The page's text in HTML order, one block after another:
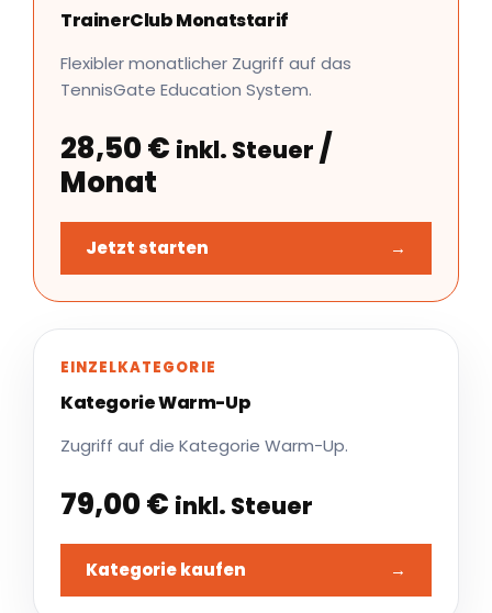
TrainerClub Monatstarif
Flexibler monatlicher Zugriff auf das
TennisGate Education System.
28,50€ inkl. Steuer /
Monat
Jetzt starten →
EINZELKATEGORIE
Kategorie Warm-Up
Zugriff auf die Kategorie Warm-Up.
79,00€ inkl. Steuer
Kategorie kaufen →